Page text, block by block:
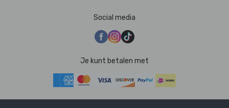
Social media
Je kunt betalen met